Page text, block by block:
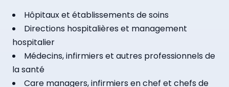
Hôpitaux et établissements de soins
Directions hospitalières et management
hospitalier
Médecins, infirmiers et autres professionnels de
la santé
Care managers, infirmiers en chef et chefs de